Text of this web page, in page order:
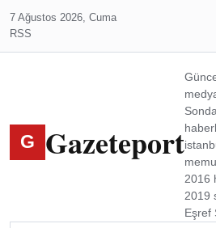
7 Ağustos 2026, Cuma
RSS
G Gazeteport
2016
2019
Eşref